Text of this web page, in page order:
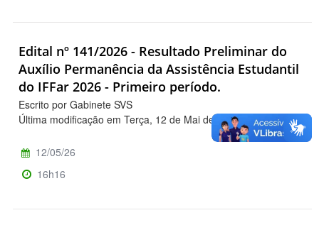
Edital nº 141/2026 - Resultado Preliminar do
Auxílio Permanência da Assistência Estudantil
do IFFar 2026 - Primeiro período.
Escrito por Gabinete SVS
Última modificação em Terça, 12 de Mai de 2026, 16h19
12/05/26
16h16